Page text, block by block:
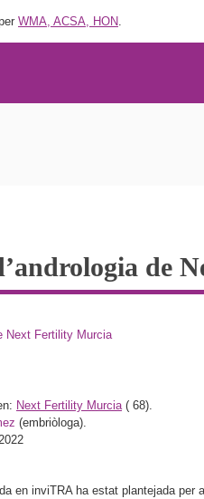
WMA, ACSA, HON.
Laboratori
de
Next Fertility Murcia( 68).
(embriòloga).
en inviTRA ha estat plantejada